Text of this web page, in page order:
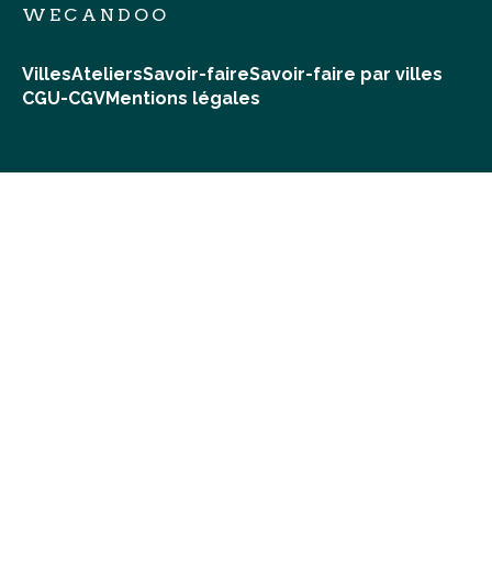
WECANDOO
VillesAteliersSavoir-faireSavoir-faire par villes
CGU-CGVMentions légales